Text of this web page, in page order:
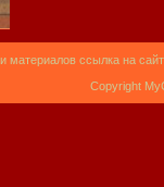
материалов ссылка на
Copyright